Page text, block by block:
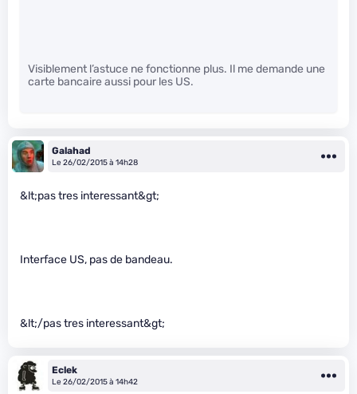
Visiblement l’astuce ne fonctionne plus. Il me demande une
carte bancaire aussi pour les US.
Galahad
Le 26/02/2015 à 14h28
&lt;pas tres interessant&gt;
Interface US, pas de bandeau.
&lt;/pas tres interessant&gt;
Eclek
Le 26/02/2015 à 14h42